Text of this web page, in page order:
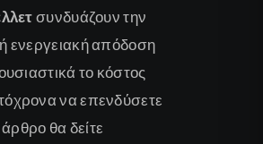
συνδυάζουν την
ενεργειακή απόδοση
το κόστος
να επενδύσετε
θα δείτε